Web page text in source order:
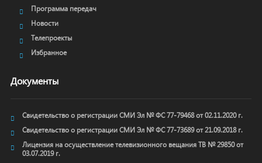
Программа передач
Новости
Телепроекты
Избранное
Документы
Свидетельство о регистрации СМИ Эл № ФС 77-79468 от 02.11.2020 г.
Свидетельство о регистрации СМИ Эл № ФС 77-73689 от 21.09.2018 г.
Лицензия на осуществление телевизионного вещания ТВ № 29850 от
03.07.2019 г.